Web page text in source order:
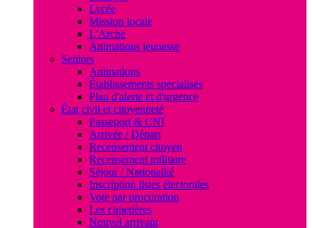
Lycée
Mission locale
L'Arche
Animations jeunesse
Seniors
Animations
Établissements spécialisés
Plan d'alerte et d'urgence
État civil et citoyenneté
Passeport & CNI
Arrivée / Départ
Recensement citoyen
Recensement militaire
Séjour / Nationalité
Inscription listes électorales
Vote par procuration
Les cimetières
Nouvel arrivant